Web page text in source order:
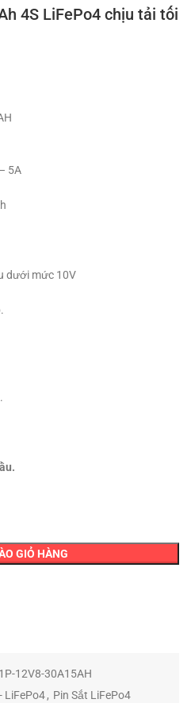
4S LiFePo4 chịu tải tối
5A
dưới mức 10V
GIỎ HÀNG
12V8-30A15AH
LiFePo4 , Pin Sắt LiFePo4